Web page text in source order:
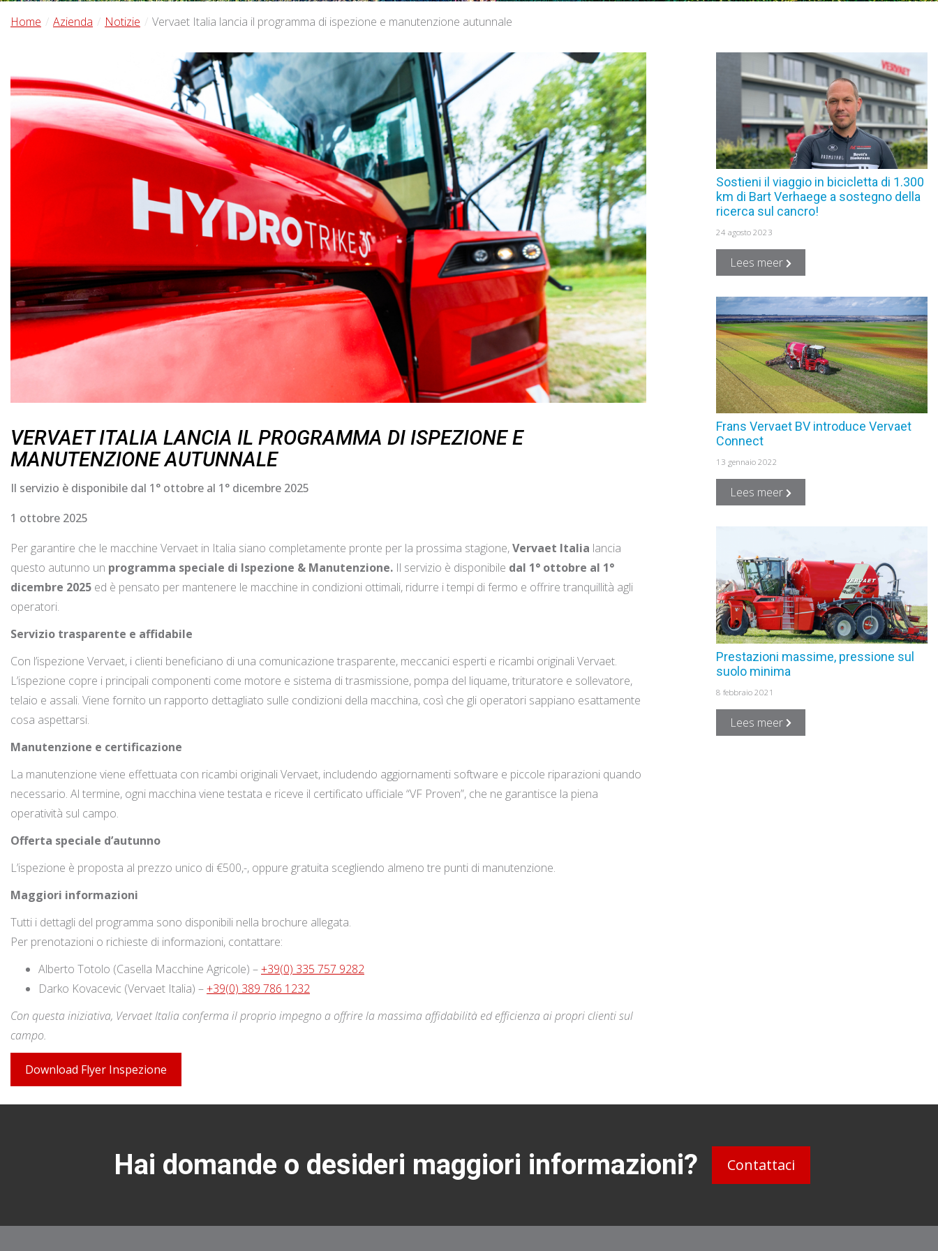
Home Azienda Notizie Vervaet Italia lancia il programma di ispezione e manutenzione autunnale
VERVAET ITALIA LANCIA IL PROGRAMMA DI ISPEZIONE E
MANUTENZIONE AUTUNNALE
Il servizio è disponibile dal 1° ottobre al 1° dicembre 2025
1 ottobre 2025
Per garantire che le macchine Vervaet in Italia siano completamente pronte per la prossima stagione,Vervaet Italia lancia
questo autunno un programma speciale di Ispezione & Manutenzione. Il servizio è disponibile dal 1° ottobre al 1°
dicembre 2025 ed è pensato per mantenere le macchine in condizioni ottimali, ridurre i tempi di fermo e offrire tranquillità agli
operatori.
Servizio trasparente e affidabile
Con l’ispezione Vervaet, i clienti beneficiano di una comunicazione trasparente, meccanici esperti e ricambi originali Vervaet.
L’ispezione copre i principali componenti come motore e sistema di trasmissione, pompa del liquame, trituratore e sollevatore,
telaio e assali. Viene fornito un rapporto dettagliato sulle condizioni della macchina, così che gli operatori sappiano esattamente
cosa aspettarsi.
Manutenzione e certificazione
La manutenzione viene effettuata con ricambi originali Vervaet, includendo aggiornamenti software e piccole riparazioni quando
necessario. Al termine, ogni macchina viene testata e riceve il certificato ufficiale “VF Proven”, che ne garantisce la piena
operatività sul campo.
Offerta speciale d’autunno
L’ispezione è proposta al prezzo unico di €500,-, oppure gratuita scegliendo almeno tre punti di manutenzione.
Maggiori informazioni
Tutti i dettagli del programma sono disponibili nella brochure allegata.
Per prenotazioni o richieste di informazioni, contattare:
Alberto Totolo (Casella Macchine Agricole) –+39(0) 335 757 9282
Darko Kovacevic (Vervaet Italia) –+39(0) 389 786 1232
Con questa iniziativa, Vervaet Italia conferma il proprio impegno a offrire la massima affidabilità ed efficienza ai propri clienti sul
campo.
Download Flyer Inspezione
Sostieni il viaggio in bicicletta di 1.300
km di Bart Verhaege a sostegno della
ricerca sul cancro!
24 agosto 2023
Lees meer
Frans Vervaet BV introduce Vervaet
Connect
13 gennaio 2022
Lees meer
Prestazioni massime, pressione sul
suolo minima
8 febbraio 2021
Lees meer
Hai domande o desideri maggiori informazioni? Contattaci